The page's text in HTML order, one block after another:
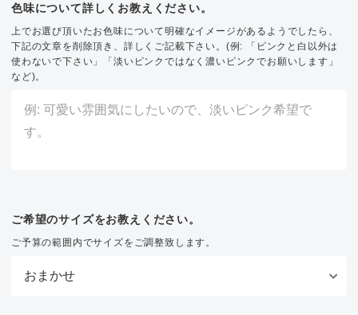
色味について詳しくお教えください。
上でお選び頂いたお色味について明確なイメージがあるようでしたら、
下記の文章を削除頂き、詳しくご記載下さい。(例: 「ピンクと白以外は
使わないで下さい」「淡いピンクではなく濃いピンクでお願いします」
など)。
ご希望のサイズをお教えください。
ご予算の範囲内でサイズをご調整致します。